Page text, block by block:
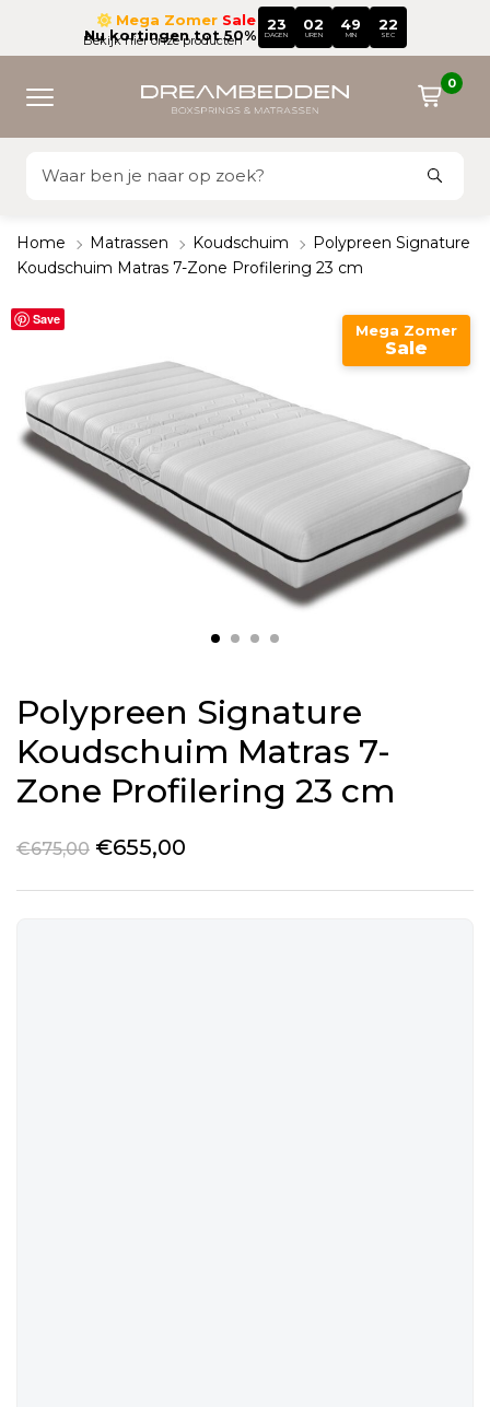
Mega Zomer Sale
Nu kortingen tot 50%
23
DAGEN
02
UREN
49
MIN
22
SEC
Bekijk hier onze producten
0
Home Matrassen Koudschuim
Polypreen Signature
Koudschuim Matras 7-Zone Profilering 23 cm
Mega Zomer
Sale
Save
Polypreen Signature
Koudschuim Matras 7-
Zone Profilering 23 cm
€675,00 €655,00